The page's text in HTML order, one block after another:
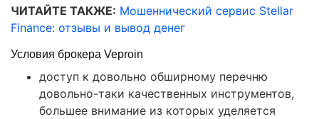
ЧИТАЙТЕ ТАКЖЕ: Мошеннический сервис Stellar
Finance: отзывы и вывод денег
Условия брокера Veproin
доступ к довольно обширному перечню
довольно-таки качественных инструментов,
большее внимание из которых уделяется